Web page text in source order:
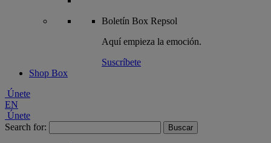
Boletín Box Repsol
Aquí empieza la emoción.
Suscríbete
Shop Box
Únete
EN
Únete
Search for: